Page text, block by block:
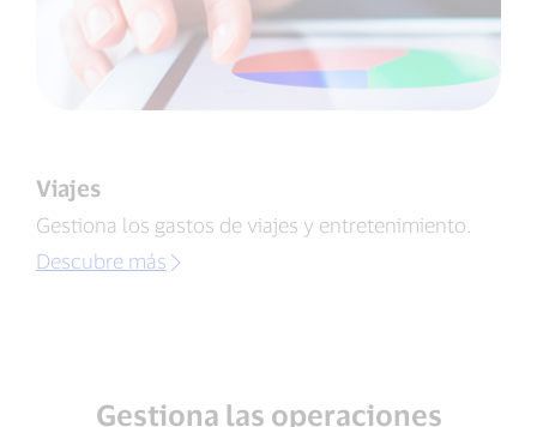
Viajes
Gestiona los gastos de viajes y entretenimiento.
Descubre más
Gestiona las operaciones